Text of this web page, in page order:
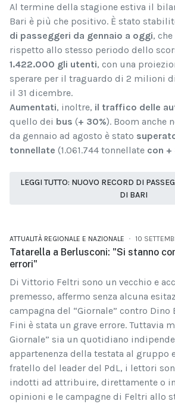
Al termine della stagione estiva il
Bari è più che positivo. È stato
di passeggeri da gennaio a oggi,
rispetto allo stesso periodo dello
1.422.000 gli utenti, con una
sperare per il traguardo di 2 milioni
il 31 dicembre.
Aumentati, inoltre, il traffico delle
quello dei bus (+ 30%). Boom anche
da gennaio ad agosto è stato
tonnellate (1.061.744 tonnellate con +
LEGGI TUTTO: NUOVO RECORD DI
DI BARI
ATTUALITÀ REGIONALE E NAZIONALE 10
Tatarella a Berlusconi: "Si stanno
errori"
Di Vittorio Feltri sono un vecchio e
premesso, affermo senza alcuna
campagna del “Giornale” contro Dino
Fini è stata un grave errore. Tuttavia
Giornale” sia un quotidiano
appartenenza della testata al gruppo
fratello del leader del PdL, i lettori
indotti ad attribuire, direttamente o
opinioni e le campagne di Feltri allo